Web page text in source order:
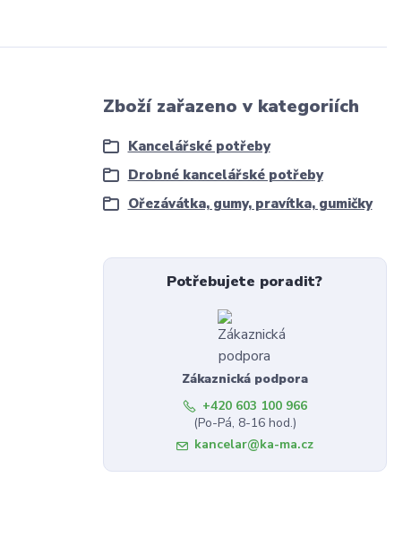
Zboží zařazeno v kategoriích
Kancelářské potřeby
Drobné kancelářské potřeby
Ořezávátka, gumy, pravítka, gumičky
Potřebujete poradit?
Zákaznická podpora
+420 603 100 966
(Po-Pá, 8-16 hod.)
kancelar@ka-ma.cz